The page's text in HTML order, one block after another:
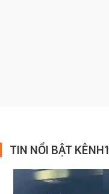
TIN NỔI BẬT